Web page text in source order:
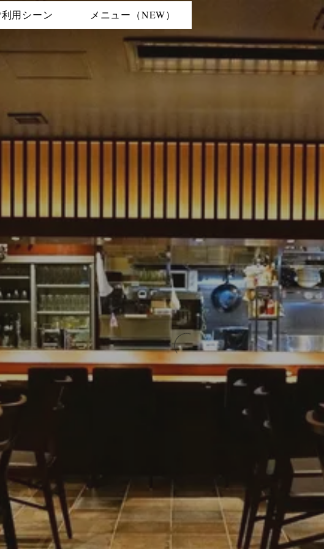
利用シーン メニュー（NEW）